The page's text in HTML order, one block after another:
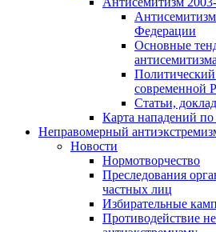
Федерации
Основные
современной
Статьи,
Карта нападений
Неправомерный
Новости
Нормотворчество
Преследования
частных лиц
Избирательные
Противодействие